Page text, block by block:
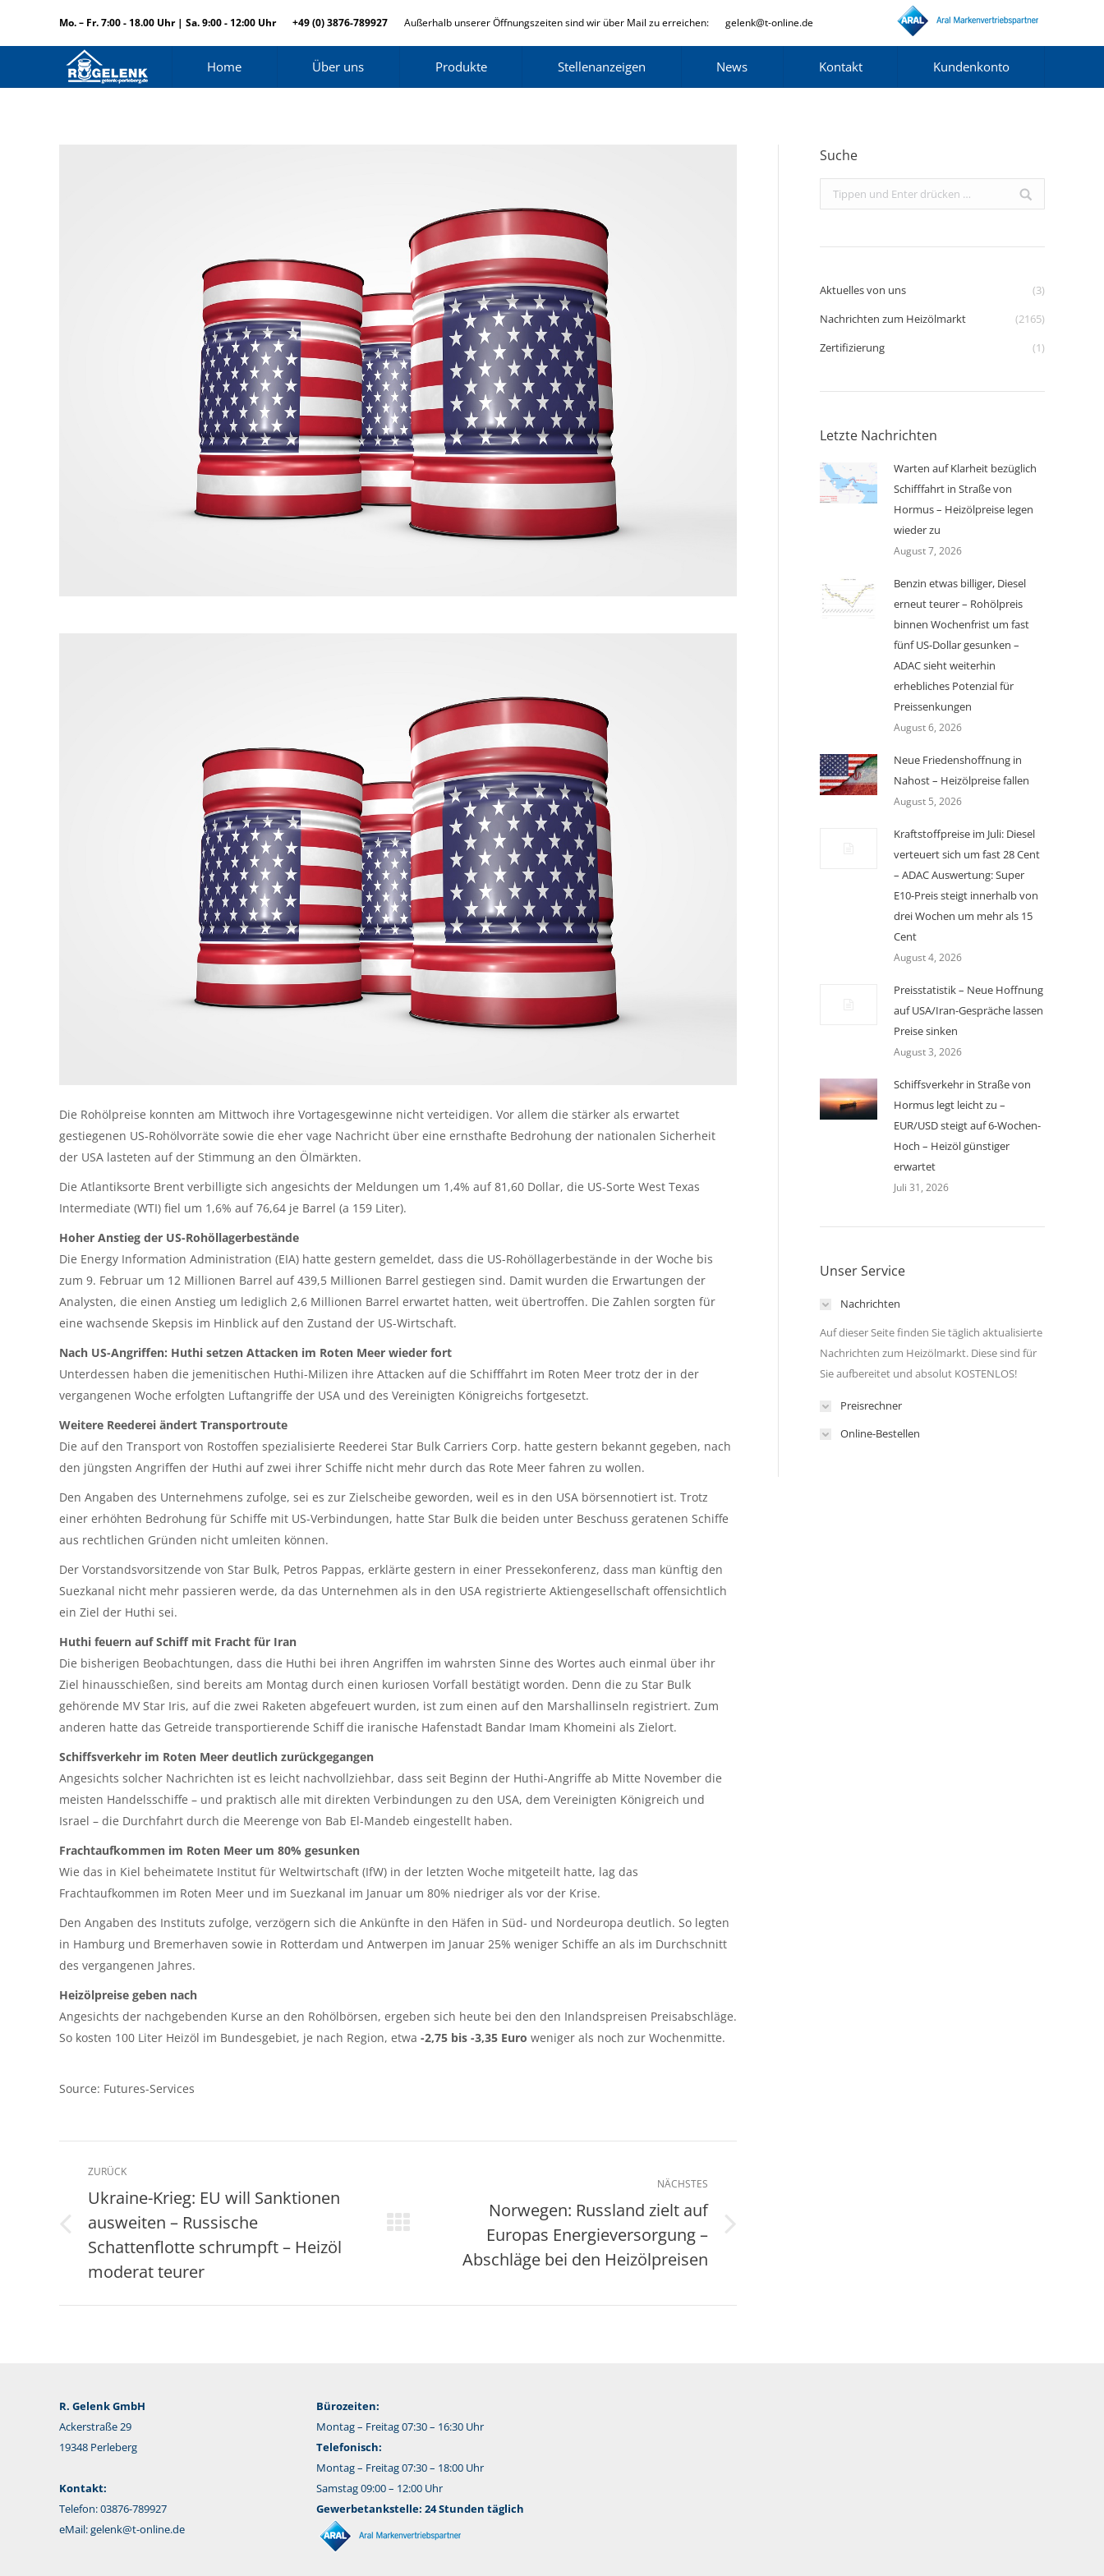
Mo. – Fr. 7:00 - 18.00 Uhr | Sa. 9:00 - 12:00 Uhr +49 (0) 3876-789927 Außerhalb unserer Öffnungszeiten sind wir über Mail zu erreichen: gelenk@t-online.de
Home Über uns Produkte Stellenanzeigen News Kontakt Kundenkonto
Die Rohölpreise konnten am Mittwoch ihre Vortagesgewinne nicht verteidigen. Vor allem die stärker als erwartet
gestiegenen US-Rohölvorräte sowie die eher vage Nachricht über eine ernsthafte Bedrohung der nationalen Sicherheit
der USA lasteten auf der Stimmung an den Ölmärkten.
Die Atlantiksorte Brent verbilligte sich angesichts der Meldungen um 1,4% auf 81,60 Dollar, die US-Sorte West Texas
Intermediate (WTI) fiel um 1,6% auf 76,64 je Barrel (a 159 Liter).
Hoher Anstieg der US-Rohöllagerbestände
Die Energy Information Administration (EIA) hatte gestern gemeldet, dass die US-Rohöllagerbestände in der Woche bis
zum 9. Februar um 12 Millionen Barrel auf 439,5 Millionen Barrel gestiegen sind. Damit wurden die Erwartungen der
Analysten, die einen Anstieg um lediglich 2,6 Millionen Barrel erwartet hatten, weit übertroffen. Die Zahlen sorgten für
eine wachsende Skepsis im Hinblick auf den Zustand der US-Wirtschaft.
Nach US-Angriffen: Huthi setzen Attacken im Roten Meer wieder fort
Unterdessen haben die jemenitischen Huthi-Milizen ihre Attacken auf die Schifffahrt im Roten Meer trotz der in der
vergangenen Woche erfolgten Luftangriffe der USA und des Vereinigten Königreichs fortgesetzt.
Weitere Reederei ändert Transportroute
Die auf den Transport von Rostoffen spezialisierte Reederei Star Bulk Carriers Corp. hatte gestern bekannt gegeben, nach
den jüngsten Angriffen der Huthi auf zwei ihrer Schiffe nicht mehr durch das Rote Meer fahren zu wollen.
Den Angaben des Unternehmens zufolge, sei es zur Zielscheibe geworden, weil es in den USA börsennotiert ist. Trotz
einer erhöhten Bedrohung für Schiffe mit US-Verbindungen, hatte Star Bulk die beiden unter Beschuss geratenen Schiffe
aus rechtlichen Gründen nicht umleiten können.
Der Vorstandsvorsitzende von Star Bulk, Petros Pappas, erklärte gestern in einer Pressekonferenz, dass man künftig den
Suezkanal nicht mehr passieren werde, da das Unternehmen als in den USA registrierte Aktiengesellschaft offensichtlich
ein Ziel der Huthi sei.
Huthi feuern auf Schiff mit Fracht für Iran
Die bisherigen Beobachtungen, dass die Huthi bei ihren Angriffen im wahrsten Sinne des Wortes auch einmal über ihr
Ziel hinausschießen, sind bereits am Montag durch einen kuriosen Vorfall bestätigt worden. Denn die zu Star Bulk
gehörende MV Star Iris, auf die zwei Raketen abgefeuert wurden, ist zum einen auf den Marshallinseln registriert. Zum
anderen hatte das Getreide transportierende Schiff die iranische Hafenstadt Bandar Imam Khomeini als Zielort.
Schiffsverkehr im Roten Meer deutlich zurückgegangen
Angesichts solcher Nachrichten ist es leicht nachvollziehbar, dass seit Beginn der Huthi-Angriffe ab Mitte November die
meisten Handelsschiffe – und praktisch alle mit direkten Verbindungen zu den USA, dem Vereinigten Königreich und
Israel – die Durchfahrt durch die Meerenge von Bab El-Mandeb eingestellt haben.
Frachtaufkommen im Roten Meer um 80% gesunken
Wie das in Kiel beheimatete Institut für Weltwirtschaft (IfW) in der letzten Woche mitgeteilt hatte, lag das
Frachtaufkommen im Roten Meer und im Suezkanal im Januar um 80% niedriger als vor der Krise.
Den Angaben des Instituts zufolge, verzögern sich die Ankünfte in den Häfen in Süd- und Nordeuropa deutlich. So legten
in Hamburg und Bremerhaven sowie in Rotterdam und Antwerpen im Januar 25% weniger Schiffe an als im Durchschnitt
des vergangenen Jahres.
Heizölpreise geben nach
Angesichts der nachgebenden Kurse an den Rohölbörsen, ergeben sich heute bei den den Inlandspreisen Preisabschläge.
So kosten 100 Liter Heizöl im Bundesgebiet, je nach Region, etwa -2,75 bis -3,35 Euro weniger als noch zur Wochenmitte.
Source: Futures-Services
Kommentarnavigation
ZURÜCK
Vorheriger
Beitrag:
Ukraine-Krieg: EU will Sanktionen
ausweiten – Russische
Schattenflotte schrumpft – Heizöl
moderat teurer
NÄCHSTES
Beitrag:
Norwegen: Russland zielt auf
Europas Energieversorgung –
Abschläge bei den Heizölpreisen
Suche
Search:
Aktuelles von uns
(3)
Nachrichten zum Heizölmarkt
(2165)
Zertifizierung
(1)
Letzte Nachrichten
Warten auf Klarheit bezüglich
Schifffahrt in Straße von
Hormus – Heizölpreise legen
wieder zu
August 7, 2026
Benzin etwas billiger, Diesel
erneut teurer – Rohölpreis
binnen Wochenfrist um fast
fünf US-Dollar gesunken –
ADAC sieht weiterhin
erhebliches Potenzial für
Preissenkungen
August 6, 2026
Neue Friedenshoffnung in
Nahost – Heizölpreise fallen
August 5, 2026
Kraftstoffpreise im Juli: Diesel
verteuert sich um fast 28 Cent
– ADAC Auswertung: Super
E10-Preis steigt innerhalb von
drei Wochen um mehr als 15
Cent
August 4, 2026
Preisstatistik – Neue Hoffnung
auf USA/Iran-Gespräche lassen
Preise sinken
August 3, 2026
Schiffsverkehr in Straße von
Hormus legt leicht zu –
EUR/USD steigt auf 6-Wochen-
Hoch – Heizöl günstiger
erwartet
Juli 31, 2026
Unser Service
Nachrichten
Auf dieser Seite finden Sie täglich aktualisierte
Nachrichten zum Heizölmarkt. Diese sind für
Sie aufbereitet und absolut KOSTENLOS!
Preisrechner
Online-Bestellen
R. Gelenk GmbH
Ackerstraße 29
19348 Perleberg
Kontakt:
Telefon: 03876-789927
eMail:gelenk@t-online.de
Bürozeiten:
Montag – Freitag 07:30 – 16:30 Uhr
Telefonisch:
Montag – Freitag 07:30 – 18:00 Uhr
Samstag 09:00 – 12:00 Uhr
Gewerbetankstelle: 24 Stunden täglich